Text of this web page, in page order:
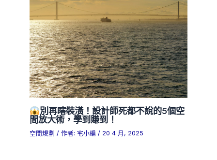
別再瞎裝潢！設計師死都不說的5個空
間放大術，學到賺到！
空間規劃 / 作者: 宅小編/ 20 4 月, 2025